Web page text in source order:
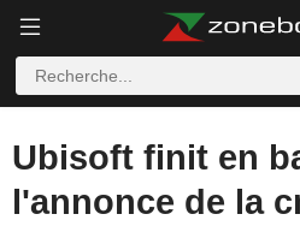
Ubisoft finit en
l'annonce de la